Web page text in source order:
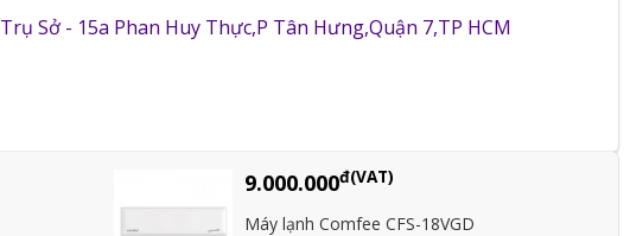
Trụ Sở - 15a Phan Huy Thực,P Tân Hưng,Quận 7,TP HCM
9.000.000đ(VAT)
Máy lạnh Comfee CFS-18VGD